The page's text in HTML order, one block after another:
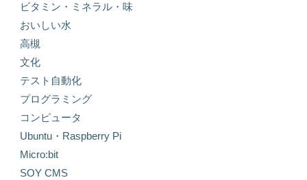
ビタミン・ミネラル・味
おいしい水
高槻
文化
テスト自動化
プログラミング
コンピュータ
Ubuntu・Raspberry Pi
Micro:bit
SOY CMS